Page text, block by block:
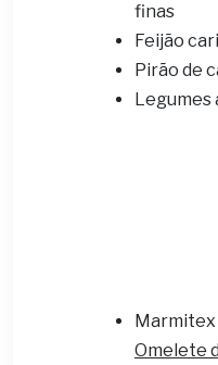
finas
Feijão
Pirão de
Legumes
Marmitex
Omelete